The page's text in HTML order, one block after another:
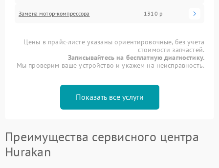
Замена мотор-компрессора 1310 р
Цены в прайс-листе указаны ориентировочные, без учета
стоимости запчастей.
Записывайтесь на бесплатную диагностику.
Мы проверим ваше устройство и укажем на неисправность.
Показать все услуги
Преимущества сервисного центра
Hurakan